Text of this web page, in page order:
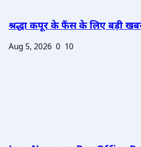
श्रद्धा कपूर के फैंस के लिए बड़ी
Aug 5, 2026 0 10